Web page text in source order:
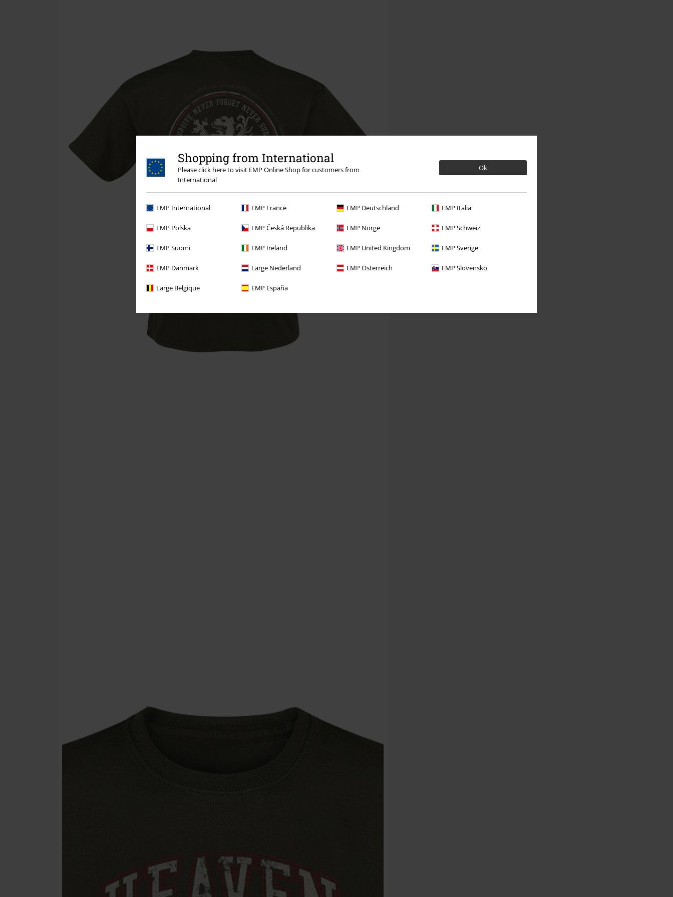
Shopping from International
Please click here to visit EMP Online Shop for customers from
International
Ok
EMP International EMP France EMP Deutschland EMP Italia
EMP Polska EMP Česká Republika EMP Norge EMP Schweiz
EMP Suomi EMP Ireland EMP United Kingdom EMP Sverige
EMP Danmark Large Nederland EMP Österreich EMP Slovensko
Large Belgique EMP España